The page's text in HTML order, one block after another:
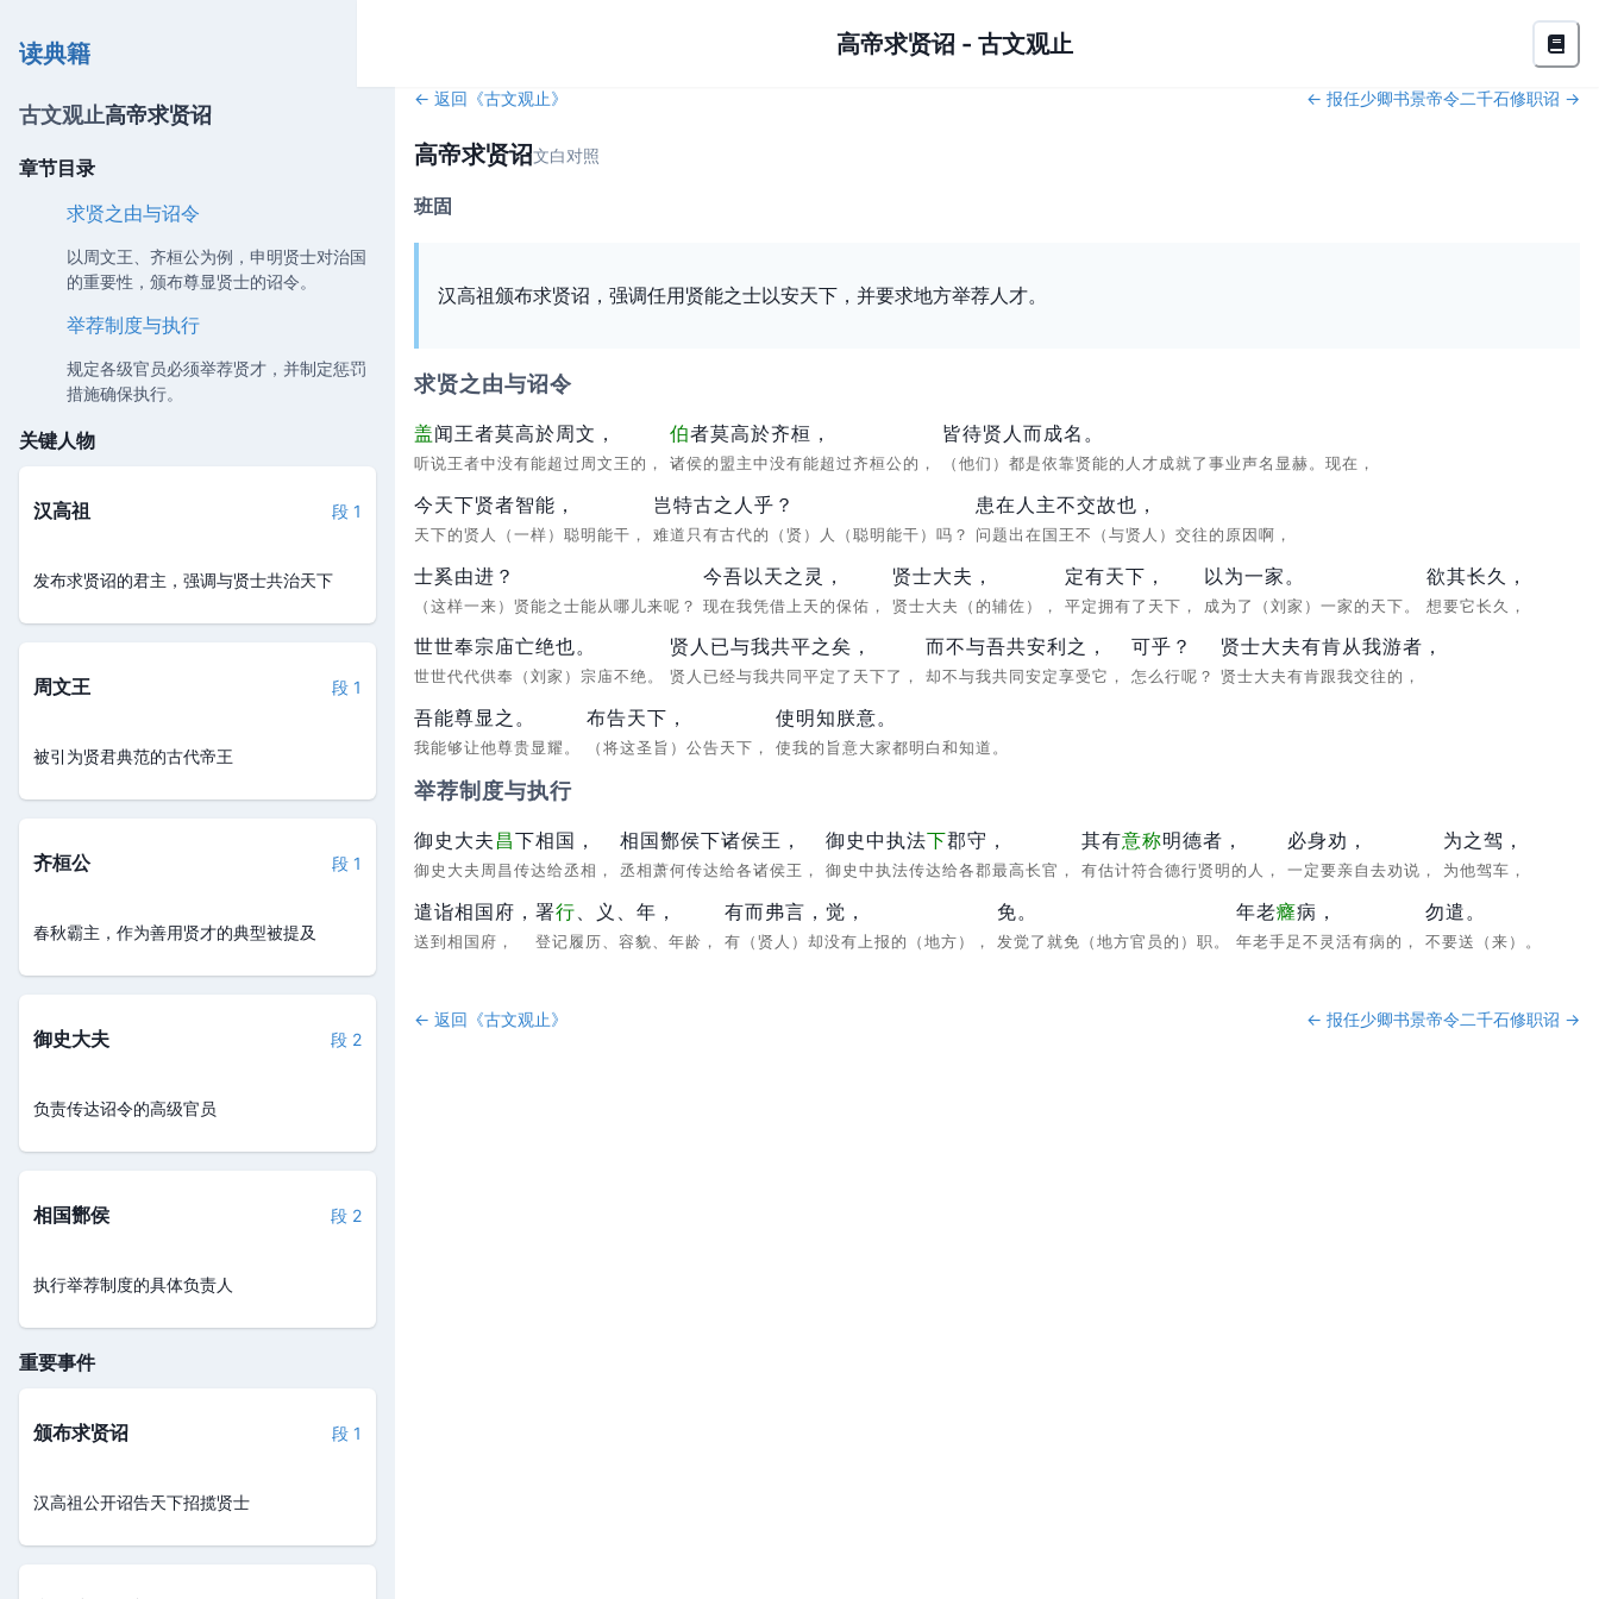
高帝求贤诏 - 古文观止
读典籍
古文观止高帝求贤诏
章节目录
求贤之由与诏令
以周文王、齐桓公为例，申明贤士对治国
的重要性，颁布尊显贤士的诏令。
举荐制度与执行
规定各级官员必须举荐贤才，并制定惩罚
措施确保执行。
关键人物
汉高祖 段 1
发布求贤诏的君主，强调与贤士共治天下
周文王 段 1
被引为贤君典范的古代帝王
齐桓公 段 1
春秋霸主，作为善用贤才的典型被提及
御史大夫 段 2
负责传达诏令的高级官员
相国酂侯 段 2
执行举荐制度的具体负责人
重要事件
颁布求贤诏 段 1
汉高祖公开诏告天下招揽贤士
← 返回《古文观止》 ← 报任少卿书景帝令二千石修职诏 →
高帝求贤诏文白对照
班固
汉高祖颁布求贤诏，强调任用贤能之士以安天下，并要求地方举荐人才。
求贤之由与诏令
盖闻王者莫高於周文，
听说王者中没有能超过周文王的，
伯者莫高於齐桓，
诸侯的盟主中没有能超过齐桓公的，
皆待贤人而成名。
（他们）都是依靠贤能的人才成就了事业声名显赫。现在，
今天下贤者智能，
天下的贤人（一样）聪明能干，
岂特古之人乎？
难道只有古代的（贤）人（聪明能干）吗？
患在人主不交故也，
问题出在国王不（与贤人）交往的原因啊，
士奚由进？
（这样一来）贤能之士能从哪儿来呢？
今吾以天之灵，
现在我凭借上天的保佑，
贤士大夫，
贤士大夫（的辅佐），
定有天下，
平定拥有了天下，
以为一家。
成为了（刘家）一家的天下。
欲其长久，
想要它长久，
世世奉宗庙亡绝也。
世世代代供奉（刘家）宗庙不绝。
贤人已与我共平之矣，
贤人已经与我共同平定了天下了，
而不与吾共安利之，
却不与我共同安定享受它，
可乎？
怎么行呢？
贤士大夫有肯从我游者，
贤士大夫有肯跟我交往的，
吾能尊显之。
我能够让他尊贵显耀。
布告天下，
（将这圣旨）公告天下，
使明知朕意。
使我的旨意大家都明白和知道。
举荐制度与执行
御史大夫 昌下相国，
御史大夫周昌传达给丞相，
相国酂侯下诸侯王，
丞相萧何传达给各诸侯王，
御史中执法下郡守，
御史中执法传达给各郡最高长官，
其有意称明德者，
有估计符合德行贤明的人，
必身劝，
一定要亲自去劝说，
为之驾，
为他驾车，
遣诣相国府，
送到相国府，
署行 、义、年，
登记履历、容貌、年龄，
有而弗言，觉，
有（贤人）却没有上报的（地方），
免。
发觉了就免（地方官员的）职。
年老癃病，
年老手足不灵活有病的，
勿遣。
不要送（来）。
← 返回《古文观止》 ← 报任少卿书景帝令二千石修职诏 →